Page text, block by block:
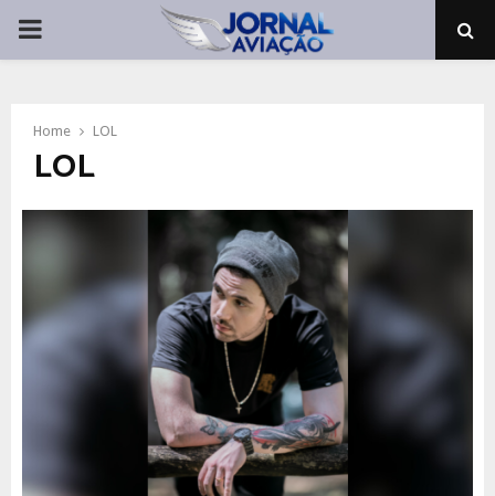
PRIMARY
Home LOL
LOL